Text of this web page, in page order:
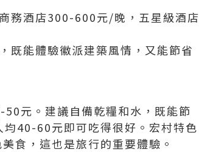
務酒店300-600元/晚，五星級酒店
既能體驗徽派建築風情，又能節省
元。建議自備乾糧和水，既能節
40-60元即可吃得很好。宏村特色
食，這也是旅行的重要體驗。